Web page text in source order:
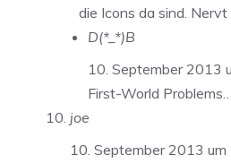
die Icons da sind. Nervt
D(*_*)B
10. September 2013
First-World Problems…
joe
10. September 2013